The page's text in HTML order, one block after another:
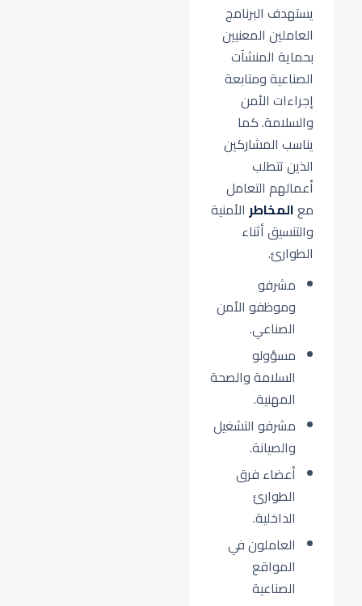
يستهدف البرنامج
العاملين المعنيين
بحماية المنشآت
الصناعية ومتابعة
إجراءات الأمن
والسلامة. كما
يناسب المشاركين
الذين تتطلب
أعمالهم التعامل
معالمخاطر الأمنية
والتنسيق أثناء
الطوارئ.
مشرفو
وموظفو الأمن
الصناعي.
مسؤولو
السلامة والصحة
المهنية.
مشرفو التشغيل
والصيانة.
أعضاء فرق
الطوارئ
الداخلية.
العاملون في
المواقع
الصناعية